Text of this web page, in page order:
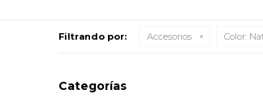
Filtrando por: Accesorios Color:
Categorías